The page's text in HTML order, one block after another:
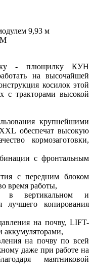
9,93 м
- плющилку КУН
на высочайшей
косилок этой
с тракторами высокой
крупнейшими
обеспечат высокую
кормозаготовки,
с фронтальным
с передним блоком
время работы,
в вертикальном и
лучшего копирования
на почву, LIFT-
на почву по всей
даже при работе на
маятниковой